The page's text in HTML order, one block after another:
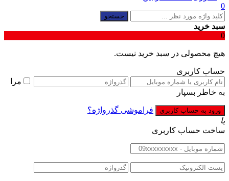
0
جستجو
سبد خرید
0
هیچ محصولی در سبد خرید نیست.
حساب کاربری
مرا
به خاطر بسپار
فراموشی گذرواژه؟
یا
ساخت حساب کاربری